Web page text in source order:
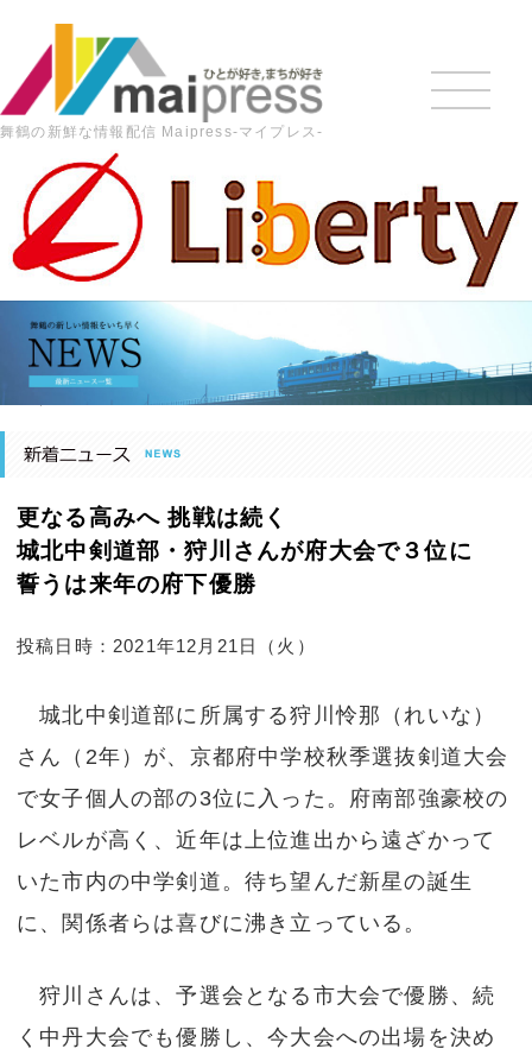
舞鶴の新鮮な情報配信 Maipress-マイプレス-
HOME > 最新の記事 > 更なる高みへ 挑戦は続く
城北中剣道部・狩川さんが府大会で３位に
誓うは来年の府下優勝
更なる高みへ 挑戦は続く
城北中剣道部・狩川さんが府大会で３位に
誓うは来年の府下優勝
投稿日時：2021年12月21日（火）
城北中剣道部に所属する狩川怜那（れいな）
さん（2年）が、京都府中学校秋季選抜剣道大会
で女子個人の部の3位に入った。府南部強豪校の
レベルが高く、近年は上位進出から遠ざかって
いた市内の中学剣道。待ち望んだ新星の誕生
に、関係者らは喜びに沸き立っている。
狩川さんは、予選会となる市大会で優勝、続
く中丹大会でも優勝し、今大会への出場を決め